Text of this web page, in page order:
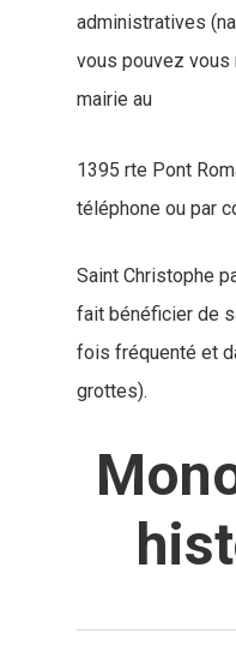
administratives
vous pouvez vous
mairie au
1395 rte Pont
téléphone ou par
Saint Christophe
fait bénéficier de
fois fréquenté et
grottes).